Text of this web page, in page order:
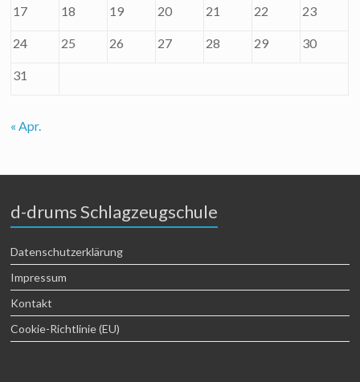
17 18 19 20 21 22 23
24 25 26 27 28 29 30
31
« Apr.
d-drums Schlagzeugschule
Datenschutzerklärung
Impressum
Kontakt
Cookie-Richtlinie (EU)